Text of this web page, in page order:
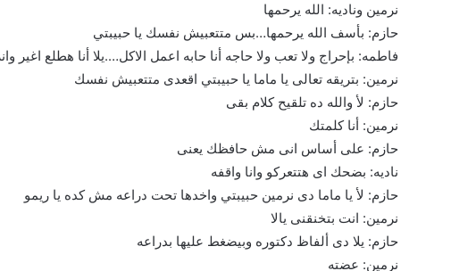
نرمين وناديه: الله يرحمها
حازم: بأسف الله يرحمها…بس متتعبيش نفسك يا حبيبتي
فاطمه: بإحراج ولا تعب ولا حاجه أنا حابه اعمل الاكل….يلا أنا هطلع
نرمين: بتريقه تعالى يا ماما يا حبيبتي اقعدى متتعبيش نفسك
حازم: لأ والله ده تلقيح كلام بقى
نرمين: أنا كلمتك
حازم: على أساس انى مش حافظك يعنى
ناديه: بضحك اى هتتعركو وانا واقفه
حازم: لأ يا ماما دى نرمين حبيبتي واخدها تحت دراعه مش كده يا ريمو
نرمين: انت بتخنقنى يالا
حازم: يلا دى ألفاظ دكتوره وبيضغط عليها بدراعه
نرمين: عضته